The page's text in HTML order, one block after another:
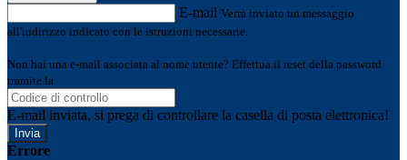
E-mail Verrà inviato un messaggio
all'indirizzo indicato con le istruzioni necessarie.
Non hai una e-mail associata al nome utente? Effettua il reset della password
tramite la
E-mail inviata, si prega di controllare la casella di posta elettronica!
Errore